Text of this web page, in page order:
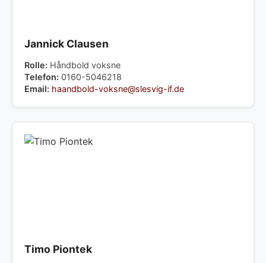
Jannick Clausen
Rolle: Håndbold voksne
Telefon: 0160-5046218
Email: haandbold-voksne@slesvig-if.de
Timo Piontek